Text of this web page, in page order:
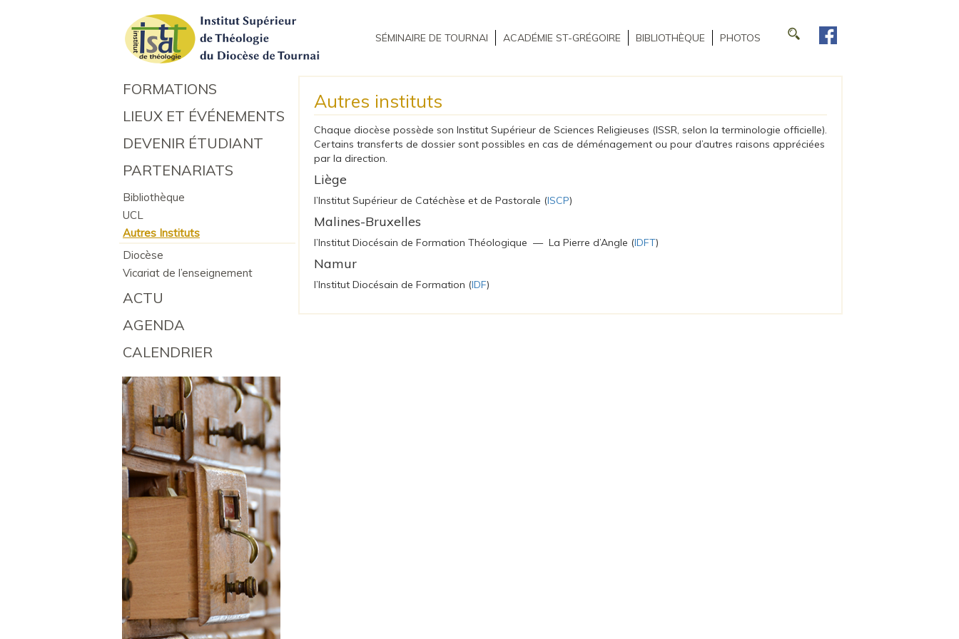
SÉMINAIRE DE TOURNAI ACADÉMIE ST-GRÉGOIRE BIBLIOTHÈQUE PHOTOS
FORMATIONS
LIEUX ET ÉVÉNEMENTS
DEVENIR ÉTUDIANT
PARTENARIATS
Bibliothèque
UCL
Autres Instituts
Diocèse
Vicariat de l’enseignement
ACTU
AGENDA
CALENDRIER
Autres instituts
Chaque diocèse possède son Institut Supérieur de Sciences Religieuses (ISSR, selon la terminologie officielle).
Certains transferts de dossier sont possibles en cas de déménagement ou pour d’autres raisons appréciées
par la direction.
Liège
l’Institut Supérieur de Catéchèse et de Pastorale (ISCP)
Malines-Bruxelles
l’Institut Diocésain de Formation Théologique — La Pierre d’Angle (IDFT)
Namur
l’Institut Diocésain de Formation (IDF)